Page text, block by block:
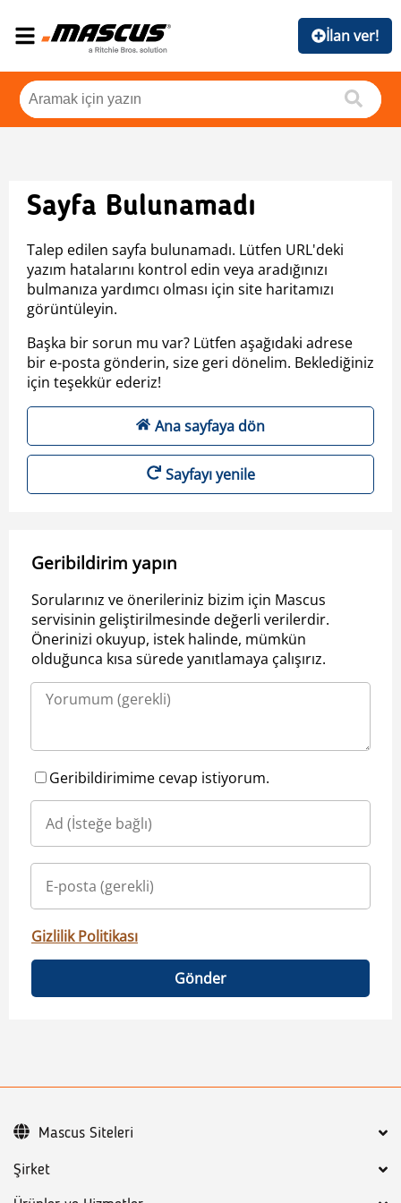
İlan ver!
Sayfa Bulunamadı
Talep edilen sayfa bulunamadı. Lütfen URL'deki
yazım hatalarını kontrol edin veya aradığınızı
bulmanıza yardımcı olması için site haritamızı
görüntüleyin.
Başka bir sorun mu var? Lütfen aşağıdaki adrese
bir e-posta gönderin, size geri dönelim. Beklediğiniz
için teşekkür ederiz!
Ana sayfaya dön
Sayfayı yenile
Geribildirim yapın
Sorularınız ve önerileriniz bizim için Mascus
servisinin geliştirilmesinde değerli verilerdir.
Önerinizi okuyup, istek halinde, mümkün
olduğunca kısa sürede yanıtlamaya çalışırız.
Geribildirimime cevap istiyorum.
Gizlilik Politikası
Gönder
Şirket
Mascus Siteleri